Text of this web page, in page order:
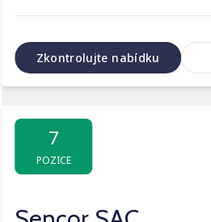
Zkontrolujte nabídku
7
POZICE